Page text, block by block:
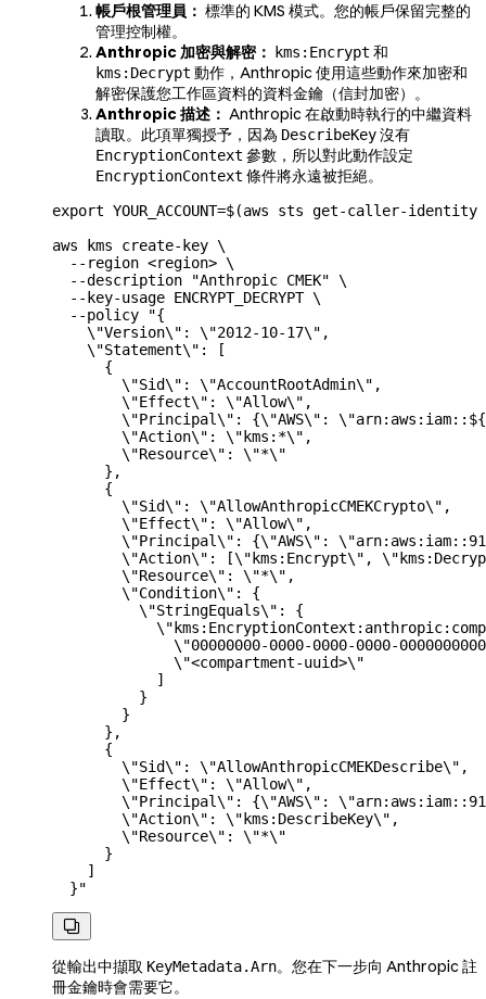
帳戶根管理員： 標準的 KMS 模式。您的帳戶保留完整的
管理控制權。
Anthropic 加密與解密：
kms:Encrypt 和
kms:Decrypt 動作，Anthropic 使用這些動作來加密和
解密保護您工作區資料的資料金鑰（信封加密）。
Anthropic 描述： Anthropic 在啟動時執行的中繼資料
讀取。此項單獨授予，因為 DescribeKey沒有
EncryptionContext 參數，所以對此動作設定
EncryptionContext 條件將永遠被拒絕。
export YOUR_ACCOUNT=$(aws sts get-caller-identity
aws kms create-key \
  --region
<region> \
  --description
"Anthropic CMEK" \
  --key-usage
ENCRYPT_DECRYPT \
  --policy
"{
    \"
Version\" : \"2012-10-17\" ,
    \"
Statement\" : [
      {
        \"
Sid\" : \"AccountRootAdmin\" ,
        \"
Effect\" : \"Allow\" ,
        \"
Principal\" : {\"AWS\" : \"arn:aws:iam::${
        \"
Action\" : \" kms:*\" ,
        \"
Resource\" : \"*\"
      },
      {
        \"
Sid\" : \"AllowAnthropicCMEKCrypto\" ,
        \"
Effect\" : \"Allow\" ,
        \"
Principal\" : {\"AWS\" : \"
        \"
Action\" : [\" kms:Encrypt\" , \"
        \"
Resource\" : \"*\" ,
        \"
Condition\" : {
          \"
StringEquals\" : {
            \"
              \"
00000000-0000-0000-0000-
              \"
<compartment-uuid>\"
            ]
          }
        }
      },
      {
        \"
Sid\" : \"AllowAnthropicCMEKDescribe\" ,
        \"
Effect\" : \"Allow\" ,
        \"
Principal\" : {\"AWS\" : \"
        \"
Action\" : \" kms:DescribeKey\" ,
        \"
Resource\" : \"*\"
      }
    ]
  }"

從輸出中擷取 KeyMetadata.Arn。您在下一步向 Anthropic 註
冊金鑰時會需要它。